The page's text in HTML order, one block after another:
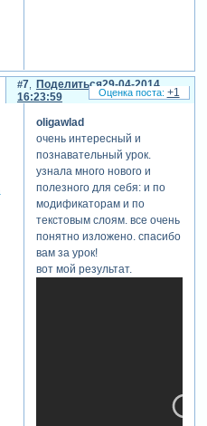
Поделиться
7
29-04-2014
16:23:59
oligawlad
очень интересный и
познавательный урок.
узнала много нового и
полезного для себя: и по
модификаторам и по
текстовым слоям. все очень
понятно изложено. спасибо
вам за урок!
вот мой результат.
+1